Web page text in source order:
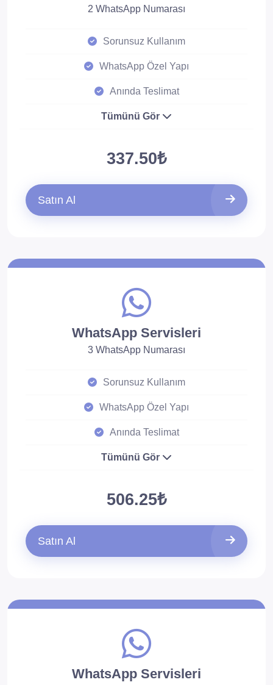
2 WhatsApp Numarası
Sorunsuz Kullanım
WhatsApp Özel Yapı
Anında Teslimat
Tümünü Gör
337.50₺
Satın Al
WhatsApp Servisleri
3 WhatsApp Numarası
Sorunsuz Kullanım
WhatsApp Özel Yapı
Anında Teslimat
Tümünü Gör
506.25₺
Satın Al
WhatsApp Servisleri